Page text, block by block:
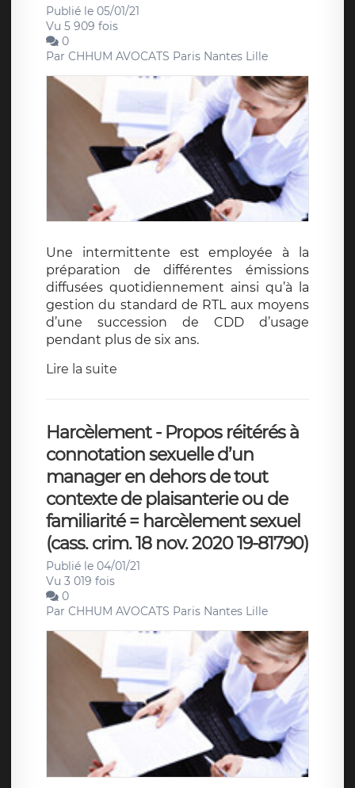
Publié le 05/01/21
Vu 5 909 fois
0
Par CHHUM AVOCATS Paris Nantes Lille
Une intermittente est employée à la
préparation de différentes émissions
diffusées quotidiennement ainsi qu’à la
gestion du standard de RTL aux moyens
d’une succession de CDD d’usage
pendant plus de six ans.
Lire la suite
Harcèlement - Propos réitérés à
connotation sexuelle d’un
manager en dehors de tout
contexte de plaisanterie ou de
familiarité = harcèlement sexuel
(cass. crim. 18 nov. 2020 19-81790)
Publié le 04/01/21
Vu 3 019 fois
0
Par CHHUM AVOCATS Paris Nantes Lille